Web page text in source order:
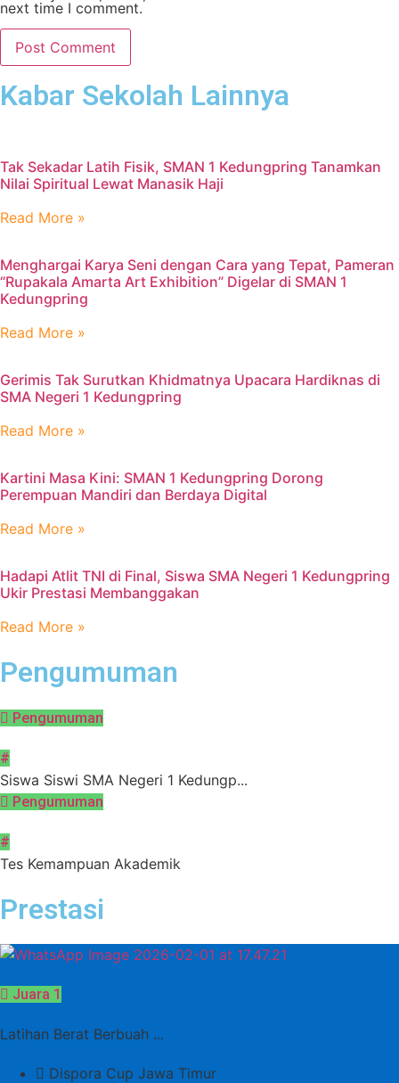
next time I comment.
Kabar Sekolah Lainnya
Tak Sekadar Latih Fisik, SMAN 1 Kedungpring Tanamkan
Nilai Spiritual Lewat Manasik Haji
Read More »
Menghargai Karya Seni dengan Cara yang Tepat, Pameran
“Rupakala Amarta Art Exhibition” Digelar di SMAN 1
Kedungpring
Read More »
Gerimis Tak Surutkan Khidmatnya Upacara Hardiknas di
SMA Negeri 1 Kedungpring
Read More »
Kartini Masa Kini: SMAN 1 Kedungpring Dorong
Perempuan Mandiri dan Berdaya Digital
Read More »
Hadapi Atlit TNI di Final, Siswa SMA Negeri 1 Kedungpring
Ukir Prestasi Membanggakan
Read More »
Pengumuman
Pengumuman
#
Siswa Siswi SMA Negeri 1 Kedungp...
Pengumuman
#
Tes Kemampuan Akademik
Prestasi
Juara 1
Latihan Berat Berbuah ...
Dispora Cup Jawa Timur